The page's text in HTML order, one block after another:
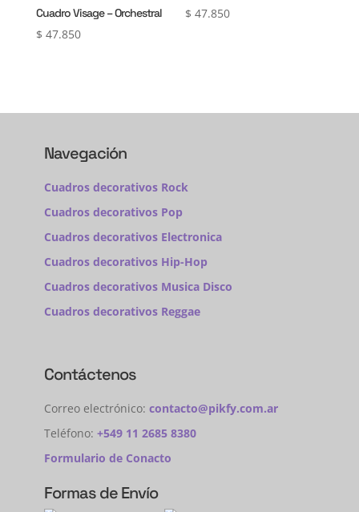
Cuadro Visage – Orchestral
$ 47.850
$ 47.850
Navegación
Cuadros decorativos Rock
Cuadros decorativos Pop
Cuadros decorativos Electronica
Cuadros decorativos Hip-Hop
Cuadros decorativos Musica Disco
Cuadros decorativos Reggae
Contáctenos
Correo electrónico: contacto@pikfy.com.ar
Teléfono: +549 11 2685 8380
Formulario de Conacto
Formas de Envío